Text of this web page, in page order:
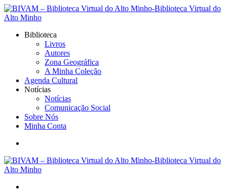
Biblioteca
Livros
Autores
Zona Geográfica
A Minha Coleção
Agenda Cultural
Notícias
Notícias
Comunicação Social
Sobre Nós
Minha Conta